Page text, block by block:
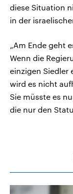
diese Situation
in der
„Am Ende geht
Wenn die
einzigen Siedler
wird es nicht
Sie müsste es
die nur den